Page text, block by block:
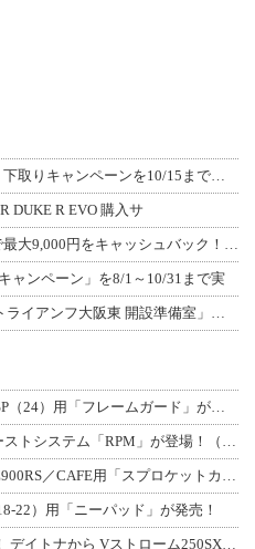
DUKE R EVO 購入サ
ャンペーン」を8/1～10/31まで実
22）用「ニーパッド」が発売！